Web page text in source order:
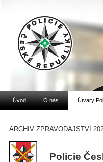
Úvod O nás Útvary
ARCHIV ZPRAVODAJSTVÍ
Policie